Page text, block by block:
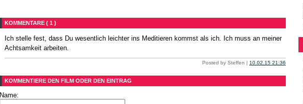
KOMMENTARE ( 1 )
Ich stelle fest, dass Du wesentlich leichter ins Meditieren kommst als ich. Ich muss an meiner
Achtsamkeit arbeiten.
Posted by Steffen | 10.02.15 21:36
KOMMENTIERE DEN FILM ODER DEN EINTRAG
Name: